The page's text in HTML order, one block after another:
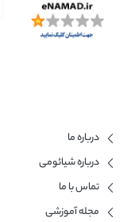
درباره ما
درباره شیائومی
تماس با ما
مجله آموزشی